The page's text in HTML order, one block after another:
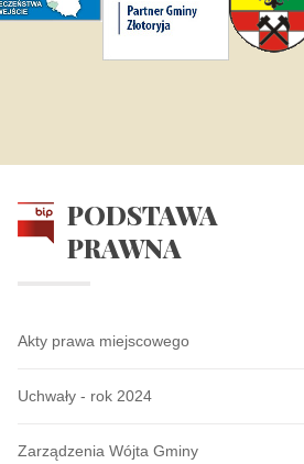
PODSTAWA
PRAWNA
Akty prawa miejscowego
Uchwały - rok 2024
Zarządzenia Wójta Gminy